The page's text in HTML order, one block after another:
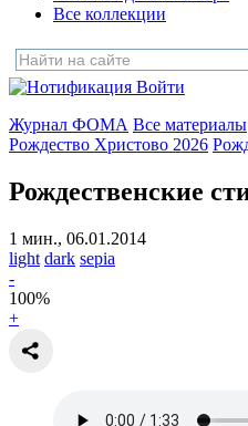
Все коллекции
Войти
Журнал ФОМА Все материалы
Рождество Христово 2026
Рождественские
1 мин., 06.01.2014
light dark sepia
-
100%
+